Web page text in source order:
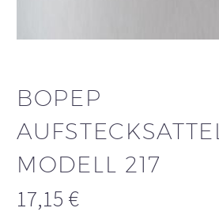
BOPEP
AUFSTECKSATTEL
MODELL 217
17,15 €